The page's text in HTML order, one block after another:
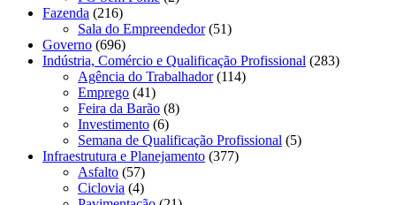
Fazenda (216)
Sala do Empreendedor(51)
Governo (696)
Indústria, Comércio e Qualificação Profissional (283)
Agência do Trabalhador(114)
Emprego (41)
Feira da Barão (8)
Investimento (6)
Semana de Qualificação Profissional (5)
Infraestrutura e Planejamento (377)
Asfalto (57)
Ciclovia (4)